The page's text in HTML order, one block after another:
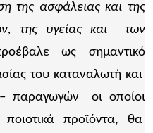
της ασφάλειας και της
της υγείας και των
ως σημαντικό
του καταναλωτή και
παραγωγών οι οποίοι
προϊόντα, θα